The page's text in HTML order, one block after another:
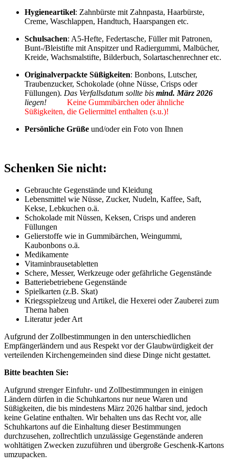
Hygieneartikel: Zahnbürste mit Zahnpasta, Haarbürste,
Creme, Waschlappen, Handtuch, Haarspangen etc.
Schulsachen: A5-Hefte, Federtasche, Füller mit Patronen,
Bunt-/Bleistifte mit Anspitzer und Radiergummi, Malbücher,
Kreide, Wachsmalstifte, Bilderbuch, Solartaschenrechner etc.
Originalverpackte Süßigkeiten: Bonbons, Lutscher,
Traubenzucker, Schokolade (ohne Nüsse, Crisps oder
Füllungen). Das Verfallsdatum sollte bis mind. März 2026
liegen! Keine Gummibärchen oder ähnliche
Süßigkeiten, die Geliermittel enthalten (s.u.)!
Persönliche Grüße und/oder ein Foto von Ihnen
Schenken Sie nicht:
Gebrauchte Gegenstände und Kleidung
Lebensmittel wie Nüsse, Zucker, Nudeln, Kaffee, Saft,
Kekse, Lebkuchen o.ä.
Schokolade mit Nüssen, Keksen, Crisps und anderen
Füllungen
Gelierstoffe wie in Gummibärchen, Weingummi,
Kaubonbons o.ä.
Medikamente
Vitaminbrausetabletten
Schere, Messer, Werkzeuge oder gefährliche Gegenstände
Batteriebetriebene Gegenstände
Spielkarten (z.B. Skat)
Kriegsspielzeug und Artikel, die Hexerei oder Zauberei zum
Thema haben
Literatur jeder Art
Aufgrund der Zollbestimmungen in den unterschiedlichen
Empfängerländern und aus Respekt vor der Glaubwürdigkeit der
verteilenden Kirchengemeinden sind diese Dinge nicht gestattet.
Bitte beachten Sie:
Aufgrund strenger Einfuhr- und Zollbestimmungen in einigen
Ländern dürfen in die Schuhkartons nur neue Waren und
Süßigkeiten, die bis mindestens März 2026 haltbar sind, jedoch
keine Gelatine enthalten. Wir behalten uns das Recht vor, alle
Schuhkartons auf die Einhaltung dieser Bestimmungen
durchzusehen, zollrechtlich unzulässige Gegenstände anderen
wohltätigen Zwecken zuzuführen und übergroße Geschenk-Kartons
umzupacken.